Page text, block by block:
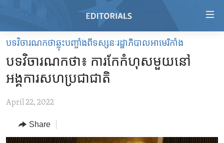
Skip
main
content
Skip
to
Navigation
Skip
HOME
VIDEO
RADIO
REGIONS
AFRICA
TOPICS
បទវិចារណកថាឆ្លុះបញ្ចាំងពីទស្សនៈរដ្ឋាភិបាលអាមេរិកាំង
បទវិចារណកថា៖ ការកែ​កំហុស​មួយ​នៅ​
អង្គការ​សហ​ប្រជាជាតិ
April 22, 2022
Share